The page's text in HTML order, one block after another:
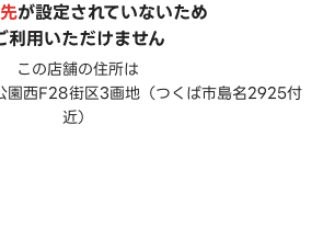
が設定されていないため
利用いただけません
この店舗の住所は
園西F28街区3画地（つくば市島名2925付
近）